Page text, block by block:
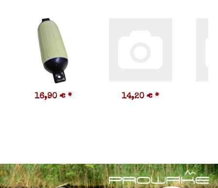
16,90 € * 14,20 € *